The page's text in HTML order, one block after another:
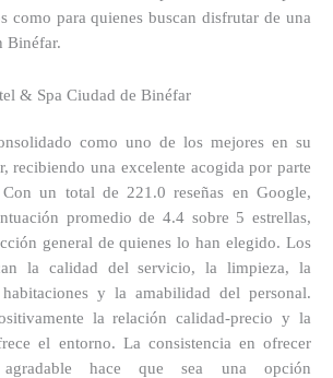
como para quienes buscan disfrutar de una
Binéfar.
& Spa Ciudad de Binéfar
como uno de los mejores en su
recibiendo una excelente acogida por parte
Con un total de 221.0 reseñas en Google,
promedio de 4.4 sobre 5 estrellas,
general de quienes lo han elegido. Los
la calidad del servicio, la limpieza, la
y la amabilidad del personal.
la relación calidad-precio y la
el entorno. La consistencia en ofrecer
agradable hace que sea una opción